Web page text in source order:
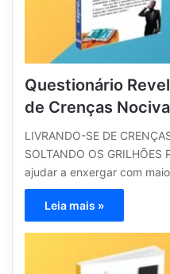
Questionário
de Crenças
LIVRANDO-SE DE
SOLTANDO OS GRILHÕES
ajudar a enxergar com
Leia mais »